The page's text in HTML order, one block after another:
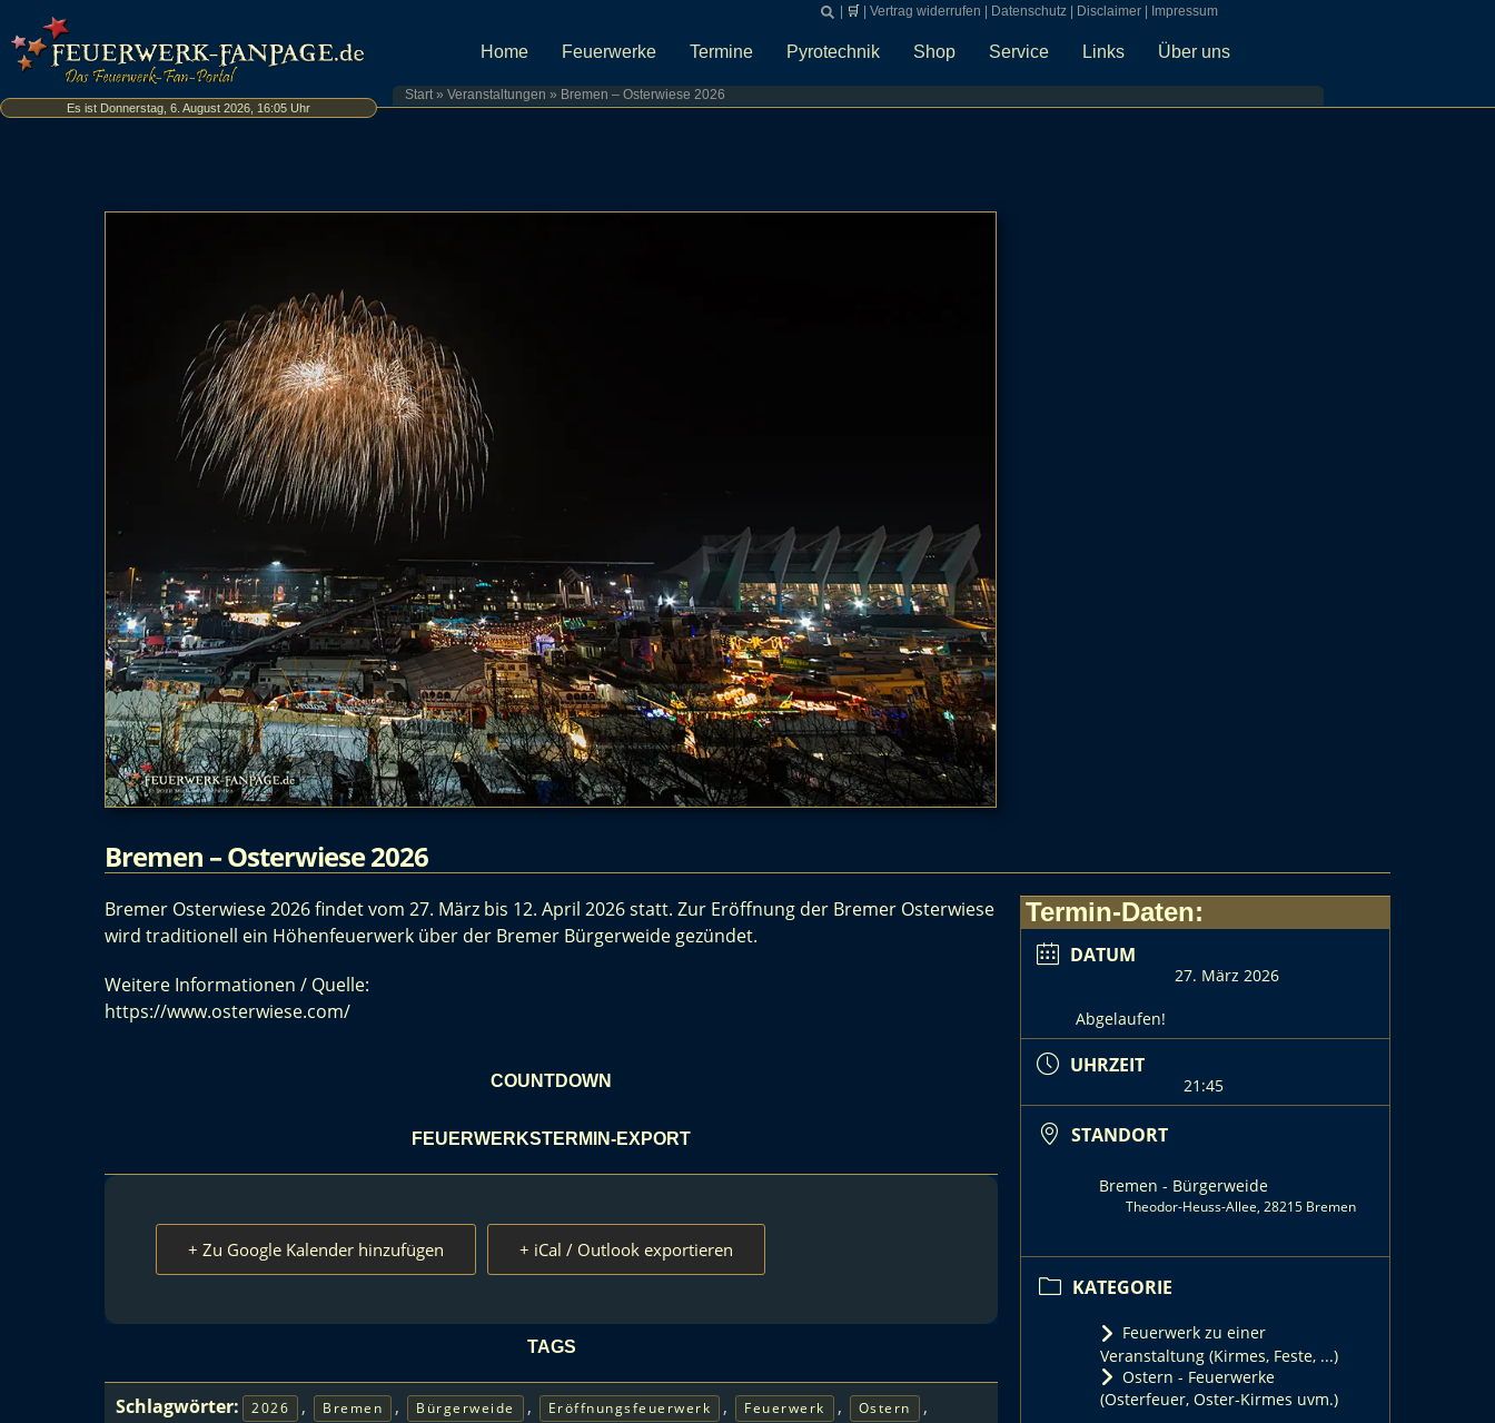
Es ist Donnerstag, 6. August 2026, 16:05 Uhr
🛒 |Vertrag widerrufen Datenschutz Disclaimer Impressum
Home Feuerwerke Termine Pyrotechnik Shop Service Links Über uns
Start» Veranstaltungen » Bremen – Osterwiese 2026
Bremen – Osterwiese 2026
Bremer Osterwiese 2026 findet vom 27. März bis 12. April 2026 statt. Zur Eröffnung der Bremer Osterwiese
wird traditionell ein Höhenfeuerwerk über der Bremer Bürgerweide gezündet.
Weitere Informationen / Quelle:
https://www.osterwiese.com/
COUNTDOWN
FEUERWERKSTERMIN-EXPORT
+ Zu Google Kalender hinzufügen + iCal / Outlook exportieren
TAGS
Schlagwörter: 2026 , Bremen , Bürgerweide , Eröffnungsfeuerwerk , Feuerwerk , Ostern ,
Termin-Daten:
DATUM
27. März 2026
Abgelaufen!
UHRZEIT
21:45
STANDORT
Bremen - Bürgerweide
Theodor-Heuss-Allee, 28215 Bremen
KATEGORIE
Feuerwerk zu einer
Veranstaltung (Kirmes, Feste, ...)
Ostern - Feuerwerke
(Osterfeuer, Oster-Kirmes uvm.)